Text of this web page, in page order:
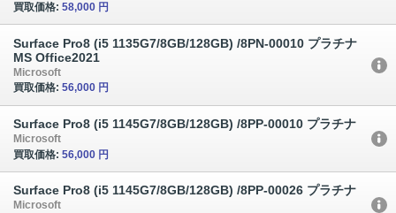
買取価格: 58,000 円
Surface Pro8 (i5 1135G7/8GB/128GB) /8PN-00010 プラチナ
MS Office2021
Microsoft
買取価格: 56,000 円
Surface Pro8 (i5 1145G7/8GB/128GB) /8PP-00010 プラチナ
Microsoft
買取価格: 56,000 円
Surface Pro8 (i5 1145G7/8GB/128GB) /8PP-00026 プラチナ
Microsoft